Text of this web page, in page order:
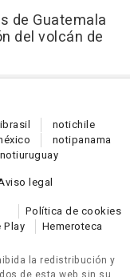
de Guatemala
del volcán de
brasil notichile
notipanama
notiuruguay
legal
Política de cookies
Play
Hemeroteca
la redistribución y